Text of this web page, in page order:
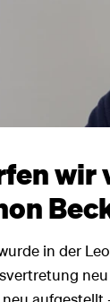
wir
in der